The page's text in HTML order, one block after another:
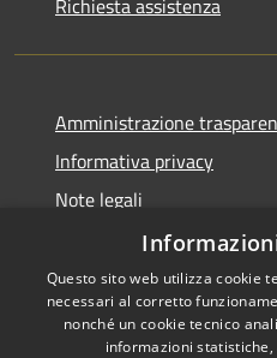
Richiesta assistenza
Amministrazione
Informativa privacy
Note legali
Dichiarazione di
Questo sito web utilizza cookie
necessari al corretto
nonché un cookie tecnico
informazioni